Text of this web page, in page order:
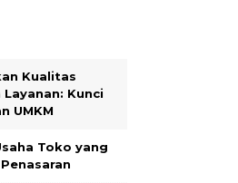
Kualitas
Kunci
UMKM
Toko yang